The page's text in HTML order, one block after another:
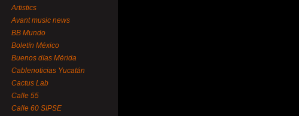
Artistics
Avant music news
BB Mundo
Boletín México
Buenos días Mérida
Cablenoticias Yucatán
Cactus Lab
Calle 55
Calle 60 SIPSE